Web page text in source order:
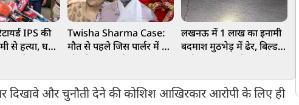
IPS की
से हत्या, घर
Twisha Sharma Case:
मौत से पहले जिस पार्लर में गई
गिरिबाला के 5 वकील
लखनऊ में 1 लाख का इनामी
बदमाश मुठभेड़ में ढेर, बिल्डर
दिखावे और चुनौती देने की कोशिश आखिरकार आरोपी के लिए ही